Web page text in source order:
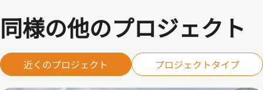
同様の他のプロジェクト
近くのプロジェクト プロジェクトタイプ